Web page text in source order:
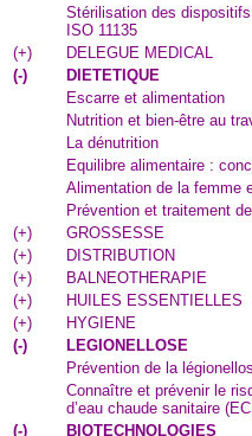
Stérilisation des dispositifs
ISO 11135
(+)
DELEGUE MEDICAL
(-)
DIETETIQUE
Escarre et alimentation
Nutrition et bien-être au
La dénutrition
Equilibre alimentaire :
Alimentation de la femme
Prévention et traitement
(+)
GROSSESSE
(+)
DISTRIBUTION
(+)
BALNEOTHERAPIE
(+)
HUILES ESSENTIELLES
(+)
HYGIENE
(-)
LEGIONELLOSE
Prévention de la
Connaître et prévenir le
d’eau chaude sanitaire
(-)
BIOTECHNOLOGIES